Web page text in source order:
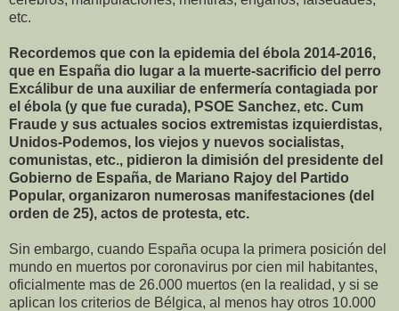
etc.
Recordemos que con la epidemia del ébola 2014-2016,
que en España dio lugar a la muerte-sacrificio del perro
Excálibur de una auxiliar de enfermería contagiada por
el ébola (y que fue curada), PSOE Sanchez, etc. Cum
Fraude y sus actuales socios extremistas izquierdistas,
Unidos-Podemos, los viejos y nuevos socialistas,
comunistas, etc., pidieron la dimisión del presidente del
Gobierno de España, de Mariano Rajoy del Partido
Popular, organizaron numerosas manifestaciones (del
orden de 25), actos de protesta, etc.
Sin embargo, cuando España ocupa la primera posición del
mundo en muertos por coronavirus por cien mil habitantes,
oficialmente mas de 26.000 muertos (en la realidad, y si se
aplican los criterios de Bélgica, al menos hay otros 10.000